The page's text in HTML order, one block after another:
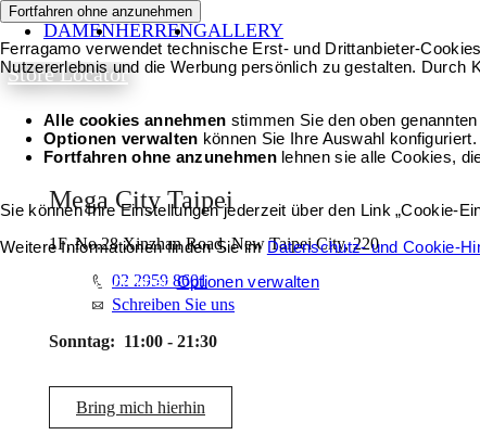
DAMENHERRENGALLERY
Store Locator
Mega City Taipei
1F, No.28 Xinzhan Road, New Taipei City, 220
02 2959 8601
Schreiben Sie uns
Sonntag: 11:00 - 21:30
Bring mich hierhin
Fortfahren ohne anzunehmen
Ferragamo verwendet technische Erst- und Drittanbieter-
Nutzererlebnis und die Werbung persönlich zu gestalten. Durch
Alle cookies annehmen stimmen Sie den oben
Optionen verwalten können Sie Ihre Auswahl konfiguriert.
Fortfahren ohne anzunehmenlehnen sie alle Cookies,
Sie können Ihre Einstellungen jederzeit über den Link „Cookie-
Weitere Informationen finden Sie imDatenschutz- und Cookie-
Alle cookies annehmen Optionen verwalten